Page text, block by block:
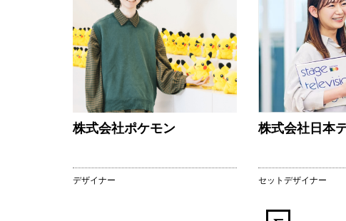
株式会社ポケモン
デザイナー
株式会社日本
セットデザイナー